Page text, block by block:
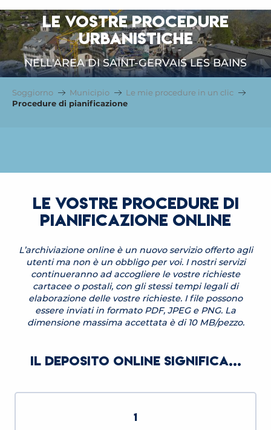
LE VOSTRE PROCEDURE
URBANISTICHE
NELL'AREA DI SAINT-GERVAIS LES BAINS
Soggiorno Municipio
Le mie procedure in un clic
Procedure di pianificazione
LE VOSTRE PROCEDURE DI
PIANIFICAZIONE ONLINE
L’archiviazione online è un nuovo servizio offerto agli
utenti ma non è un obbligo per voi. I nostri servizi
continueranno ad accogliere le vostre richieste
cartacee o postali, con gli stessi tempi legali di
elaborazione delle vostre richieste. I file possono
essere inviati in formato PDF, JPEG e PNG. La
dimensione massima accettata è di 10 MB/pezzo.
IL DEPOSITO ONLINE SIGNIFICA...
1